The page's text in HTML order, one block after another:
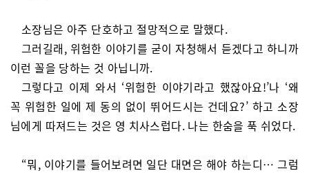
소장님은 아주 단호하고 절망적으로 말했다.
그러길래, 위험한 이야기를 굳이 자청해서 듣겠다고 하니까
이런 꼴을 당하는 것 아닙니까.
그렇다고 이제 와서 ‘위험한 이야기라고 했잖아요!’나 ‘왜
꼭 위험한 일에 제 동의 없이 뛰어드시는 건데요?’ 하고 소장
님에게 따져드는 것은 영 치사스럽다. 나는 한숨을 푹 쉬었다.
“뭐, 이야기를 들어보려면 일단 대면은 해야 하는디… 그럼